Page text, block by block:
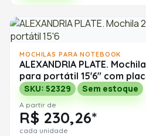
MOCHILAS PARA NOTEBOOK
ALEXANDRIA PLATE.
para portátil 15'6" com
SKU: 52329 Sem estoque
A partir de
R$ 230,26*
cada unidade